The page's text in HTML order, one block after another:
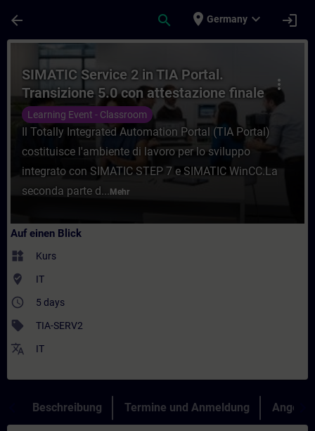
arrow_back search place Germany expand_more login
Kurs - SIMATIC Service 2 in TIA Portal.
more_vert
SIMATIC Service 2 in TIA Portal.
Transizione 5.0 con attestazione finale
superamento esame.
Learning Event - Classroom
Il Totally Integrated Automation Portal (TIA Portal)
costituisce l'ambiente di lavoro per lo sviluppo
integrato con SIMATIC STEP 7 e SIMATIC WinCC.La
seconda parte d... Mehr
Auf einen Blick
widgets Kurs
where_to_vote IT
access_time 5 days
sell TIA-SERV2
translate IT
Beschreibung Termine und Anmeldung Angebot